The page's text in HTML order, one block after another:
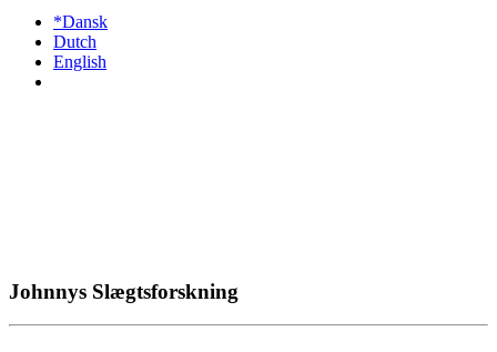
*Dansk
Dutch
English
Johnnys Slægtsforskning